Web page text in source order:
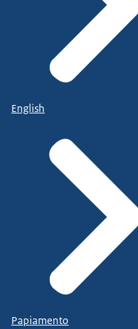
English
Papiamento